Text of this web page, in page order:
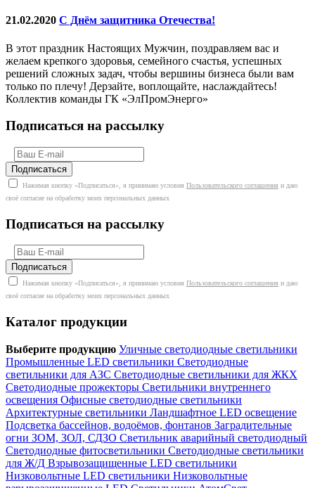
21.02.2020 С Днём защитника Отечества!
В этот праздник Настоящих Мужчин, поздравляем вас и
желаем крепкого здоровья, семейного счастья, успешных
решений сложных задач, чтобы вершины бизнеса были вам
только по плечу! Дерзайте, воплощайте, наслаждайтесь!
Коллектив команды ГК «ЭлПромЭнерго»
Подписаться на рассылку
Нажимая кнопку «Подписаться», я принимаю условия Пользовательского соглашения и даю
своё согласие на обработку моих персональных данных
Подписаться на рассылку
Нажимая кнопку «Подписаться», я принимаю условия Пользовательского соглашения и даю
своё согласие на обработку моих персональных данных
Каталог продукции
Выберите продукцию Уличные светодиодные светильники
Промышленные LED светильники Светодиодные
светильники для АЗС Светодиодные светильники для ЖКХ
Светодиодные прожекторы Светильники внутреннего
освещения Офисные светодиодные светильники
Архитектурные светильники Ландшафтное LED освещение
Подсветка бассейнов, водоёмов, фонтанов Заградительные
огни ЗОМ, ЗОЛ, СДЗО Светильник аварийный светодиодный
Светодиодные фитосветильники Светодиодные светильники
для Ж/Д Взрывозащищенные LED светильники
Низковольтные LED светильники Низковольтные